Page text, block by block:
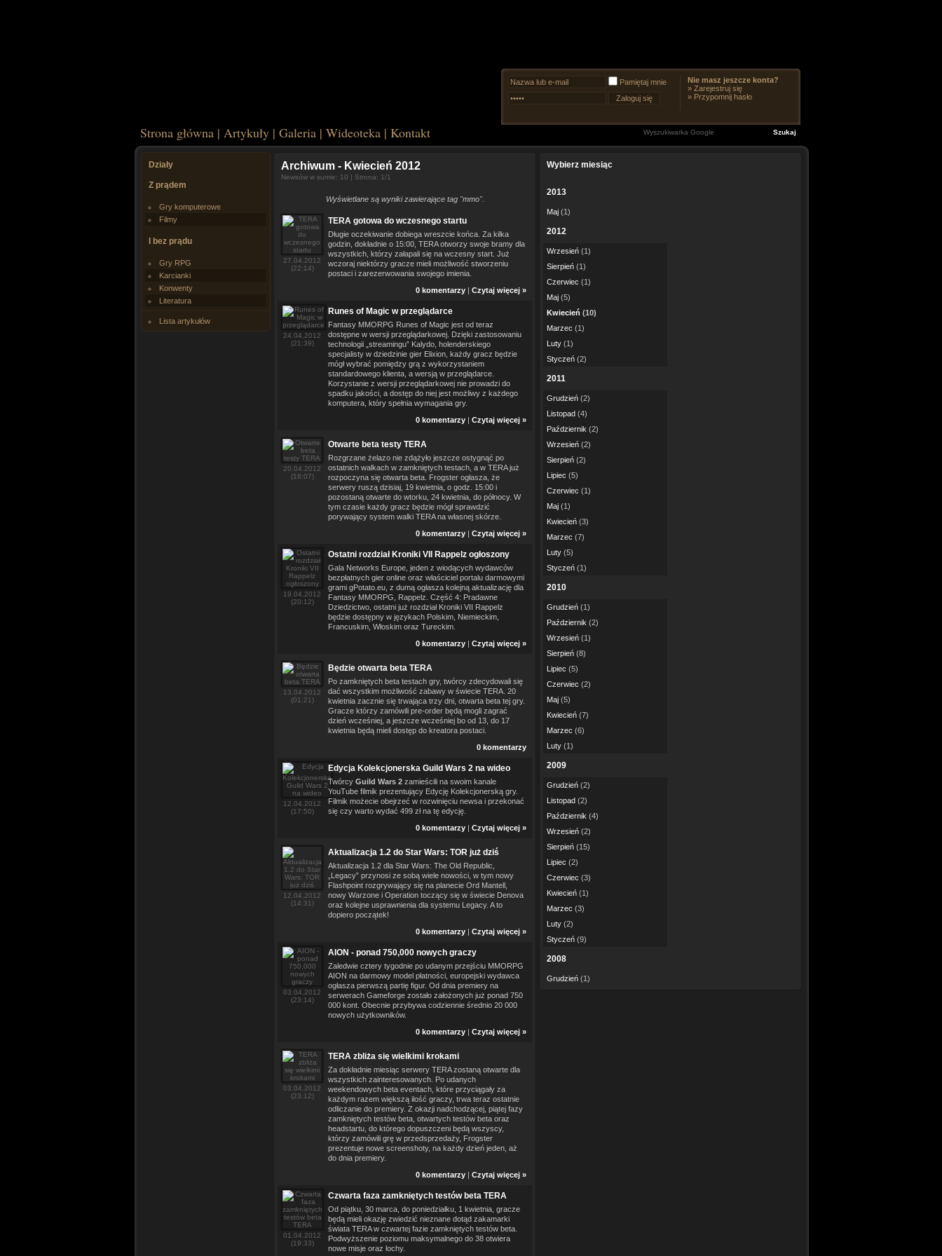
Pamiętaj mnie
Nie masz jeszcze konta?
» Zarejestruj się
» Przypomnij hasło
Strona główna | Artykuły | Galeria | Wideoteka | Kontakt
Działy
Z prądem
Gry komputerowe
Filmy
I bez prądu
Gry RPG
Karcianki
Konwenty
Literatura
Lista artykułów
Archiwum - Kwiecień 2012
Newsów w sumie: 10 | Strona: 1/1
Wyświetlane są wyniki zawierające tag "mmo".
27.04.2012
(22:14)
TERA gotowa do wczesnego startu
Długie oczekiwanie dobiega wreszcie końca. Za kilka
godzin, dokładnie o 15:00, TERA otworzy swoje bramy dla
wszystkich, którzy załapali się na wczesny start. Już
wczoraj niektórzy gracze mieli możliwość stworzeniu
postaci i zarezerwowania swojego imienia.
0 komentarzy | Czytaj więcej »
24.04.2012
(21:39)
Runes of Magic w przeglądarce
Fantasy MMORPG Runes of Magic jest od teraz
dostępne w wersji przeglądarkowej. Dzięki zastosowaniu
technologii „streamingu” Kalydo, holenderskiego
specjalisty w dziedzinie gier Elixion, każdy gracz będzie
mógł wybrać pomiędzy grą z wykorzystaniem
standardowego klienta, a wersją w przeglądarce.
Korzystanie z wersji przeglądarkowej nie prowadzi do
spadku jakości, a dostęp do niej jest możliwy z każdego
komputera, który spełnia wymagania gry.
0 komentarzy | Czytaj więcej »
20.04.2012
(18:07)
Otwarte beta testy TERA
Rozgrzane żelazo nie zdążyło jeszcze ostygnąć po
ostatnich walkach w zamkniętych testach, a w TERA już
rozpoczyna się otwarta beta. Frogster ogłasza, że
serwery ruszą dzisiaj, 19 kwietnia, o godz. 15:00 i
pozostaną otwarte do wtorku, 24 kwietnia, do północy. W
tym czasie każdy gracz będzie mógł sprawdzić
porywający system walki TERA na własnej skórze.
0 komentarzy | Czytaj więcej »
19.04.2012
(20:12)
Ostatni rozdział Kroniki VII Rappelz ogłoszony
Gala Networks Europe, jeden z wiodących wydawców
bezpłatnych gier online oraz właściciel portalu darmowymi
grami gPotato.eu, z dumą ogłasza kolejną aktualizację dla
Fantasy MMORPG, Rappelz. Część 4: Pradawne
Dziedzictwo, ostatni już rozdział Kroniki VII Rappelz
będzie dostępny w językach Polskim, Niemieckim,
Francuskim, Włoskim oraz Tureckim.
0 komentarzy | Czytaj więcej »
13.04.2012
(01:21)
Będzie otwarta beta TERA
Po zamkniętych beta testach gry, twórcy zdecydowali się
dać wszystkim możliwość zabawy w świecie TERA. 20
kwietnia zacznie się trwająca trzy dni, otwarta beta tej gry.
Gracze którzy zamówili pre-order będą mogli zagrać
dzień wcześniej, a jeszcze wcześniej bo od 13, do 17
kwietnia będą mieli dostęp do kreatora postaci.
0 komentarzy
12.04.2012
(17:50)
Edycja Kolekcjonerska Guild Wars 2 na wideo
Twórcy Guild Wars 2 zamieścili na swoim kanale
YouTube filmik prezentujący Edycję Kolekcjonerską gry.
Filmik możecie obejrzeć w rozwinięciu newsa i przekonać
się czy warto wydać 499 zł na tę edycję.
0 komentarzy | Czytaj więcej »
12.04.2012
(14:31)
Aktualizacja 1.2 do Star Wars: TOR już dziś
Aktualizacja 1.2 dla Star Wars: The Old Republic,
„Legacy” przynosi ze sobą wiele nowości, w tym nowy
Flashpoint rozgrywający się na planecie Ord Mantell,
nowy Warzone i Operation toczący się w świecie Denova
oraz kolejne usprawnienia dla systemu Legacy. A to
dopiero początek!
0 komentarzy | Czytaj więcej »
03.04.2012
(23:14)
AION - ponad 750,000 nowych graczy
Zaledwie cztery tygodnie po udanym przejściu MMORPG
AION na darmowy model płatności, europejski wydawca
ogłasza pierwszą partię figur. Od dnia premiery na
serwerach Gameforge zostało założonych już ponad 750
000 kont. Obecnie przybywa codziennie średnio 20 000
nowych użytkowników.
0 komentarzy | Czytaj więcej »
03.04.2012
(23:12)
TERA zbliża się wielkimi krokami
Za dokładnie miesiąc serwery TERA zostaną otwarte dla
wszystkich zainteresowanych. Po udanych
weekendowych beta eventach, które przyciągały za
każdym razem większą ilość graczy, trwa teraz ostatnie
odliczanie do premiery. Z okazji nadchodzącej, piątej fazy
zamkniętych testów beta, otwartych testów beta oraz
headstartu, do którego dopuszczeni będą wszyscy,
którzy zamówili grę w przedsprzedaży, Frogster
prezentuje nowe screenshoty, na każdy dzień jeden, aż
do dnia premiery.
0 komentarzy | Czytaj więcej »
01.04.2012
(19:33)
Czwarta faza zamkniętych testów beta TERA
Od piątku, 30 marca, do poniedziałku, 1 kwietnia, gracze
będą mieli okazję zwiedzić nieznane dotąd zakamarki
świata TERA w czwartej fazie zamkniętych testów beta.
Podwyższenie poziomu maksymalnego do 38 otwiera
nowe misje oraz lochy.
Wybierz miesiąc
2013
Maj (1)
2012
Wrzesień (1)
Sierpień (1)
Czerwiec (1)
Maj (5)
Kwiecień (10)
Marzec (1)
Luty (1)
Styczeń (2)
2011
Grudzień (2)
Listopad (4)
Październik (2)
Wrzesień (2)
Sierpień (2)
Lipiec (5)
Czerwiec (1)
Maj (1)
Kwiecień (3)
Marzec (7)
Luty (5)
Styczeń (1)
2010
Grudzień (1)
Październik (2)
Wrzesień (1)
Sierpień (8)
Lipiec (5)
Czerwiec (2)
Maj (5)
Kwiecień (7)
Marzec (6)
Luty (1)
2009
Grudzień (2)
Listopad (2)
Październik (4)
Wrzesień (2)
Sierpień (15)
Lipiec (2)
Czerwiec (3)
Kwiecień (1)
Marzec (3)
Luty (2)
Styczeń (9)
2008
Grudzień (1)